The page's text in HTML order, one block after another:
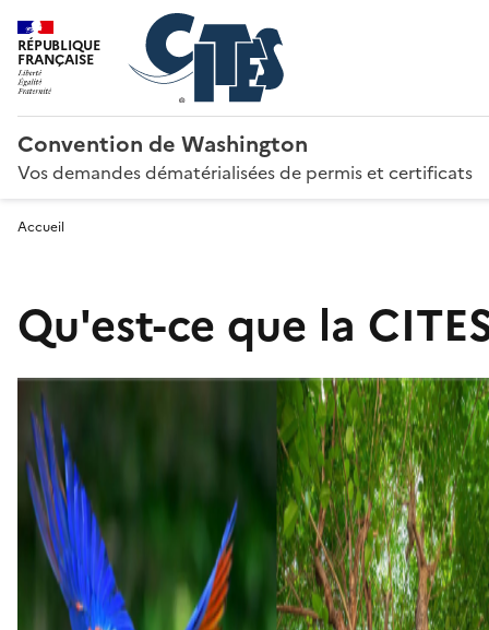
RÉPUBLIQUE
FRANÇAISE
Convention de Washington
Vos demandes dématérialisées de permis et certificats
Accueil
Qu'est-ce que la